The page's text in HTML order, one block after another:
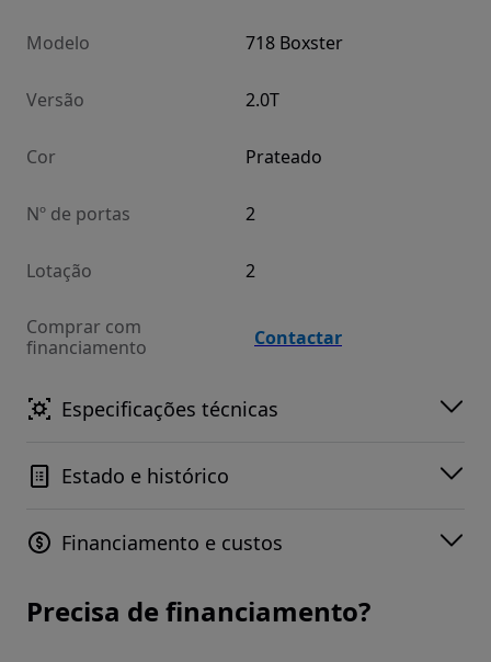
Modelo 718 Boxster
Versão 2.0T
Cor Prateado
Nº de portas 2
Lotação 2
Comprar com
financiamento
Contactar
Especificações técnicas
Estado e histórico
Financiamento e custos
Precisa de financiamento?